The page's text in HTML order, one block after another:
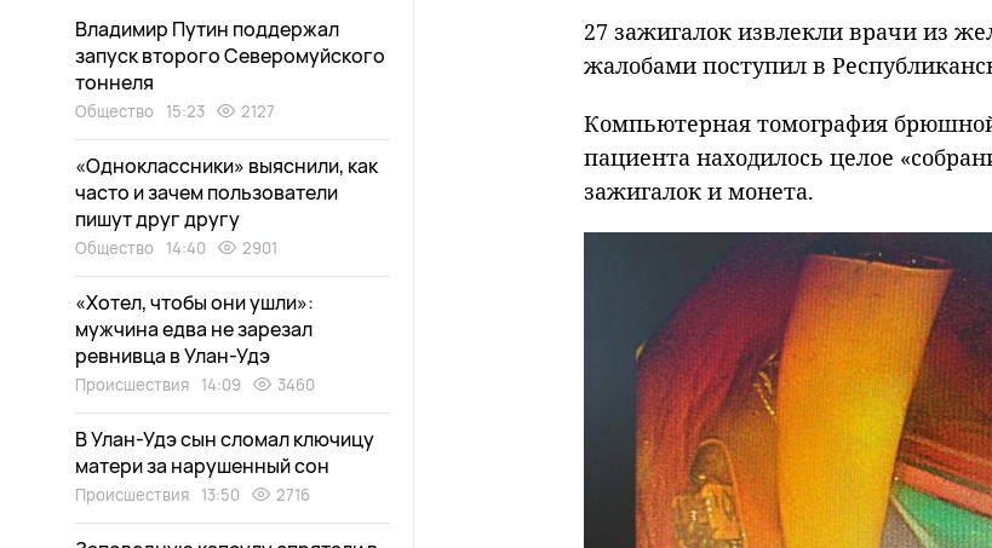
27 зажигалок извлекли врачи из
жалобами поступил в
Компьютерная томография
пациента находилось целое
зажигалок и монета.
Владимир Путин поддержал
запуск второго Северомуйского
тоннеля
Общество 15:23 2127
«Одноклассники» выяснили, как
часто и зачем пользователи
пишут друг другу
Общество 14:40 2901
«Хотел, чтобы они ушли»:
мужчина едва не зарезал
ревнивца в Улан-Удэ
Происшествия 14:09 3460
В Улан-Удэ сын сломал ключицу
матери за нарушенный сон
Происшествия 13:50 2716